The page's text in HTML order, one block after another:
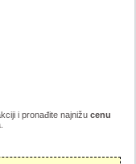
i pronađite najnižucenu